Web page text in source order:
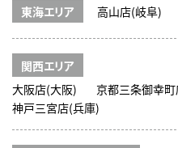
東海エリア 高山店(岐阜)
関西エリア
大阪店(大阪)
京都三条御幸
神戸三宮店(兵庫)